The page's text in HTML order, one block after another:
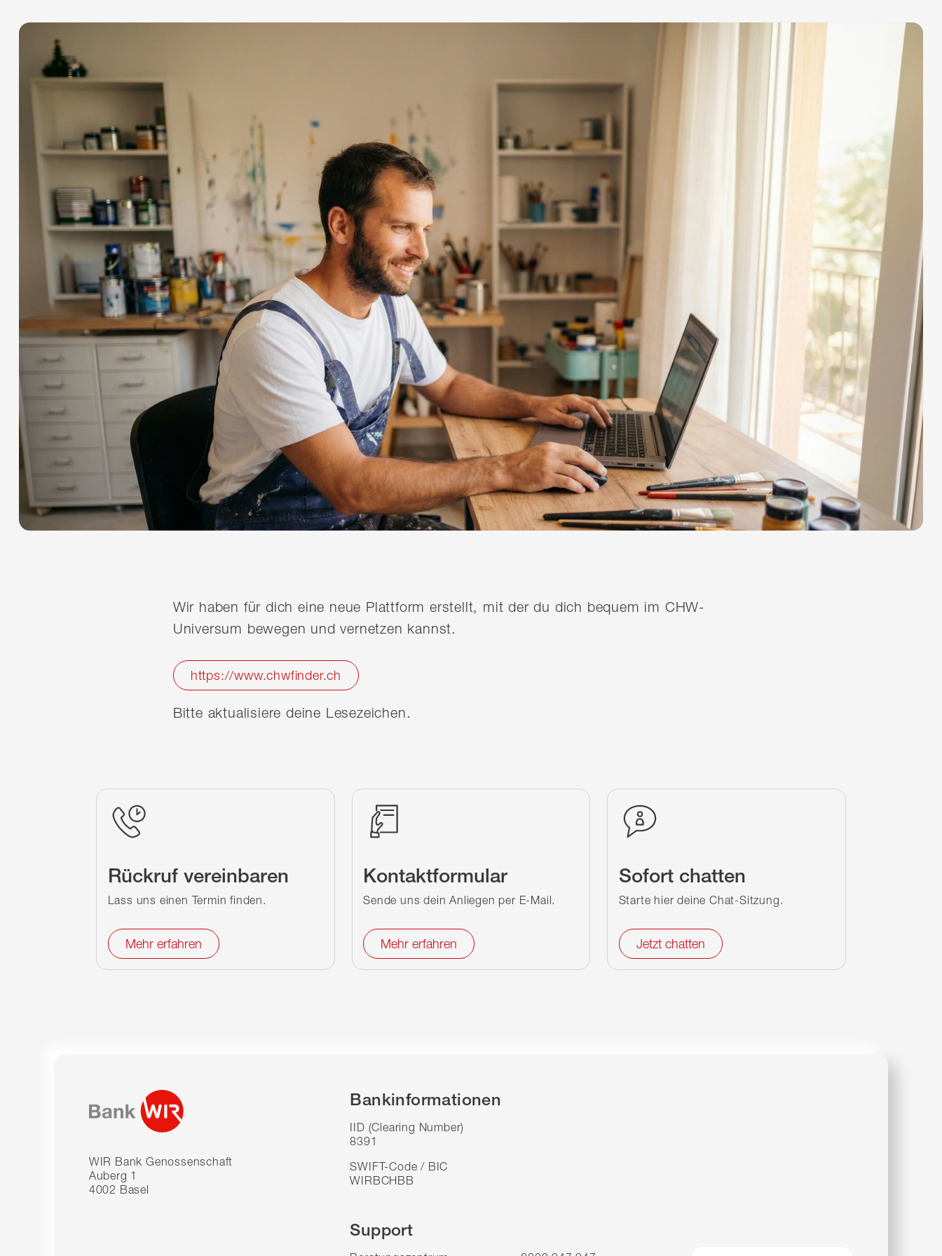
Wir haben für dich eine neue Plattform erstellt, mit der du dich bequem im CHW-
Universum bewegen und vernetzen kannst.
https://www.chwfinder.ch
Bitte aktualisiere deine Lesezeichen.
Rückruf vereinbaren
Lass uns einen Termin finden.
Mehr erfahren
Kontaktformular
Sende uns dein Anliegen per E-Mail.
Mehr erfahren
Sofort chatten
Starte hier deine Chat-Sitzung.
Jetzt chatten
WIR Bank Genossenschaft
Auberg 1
4002 Basel
Bankinformationen
IID (Clearing Number)
8391
SWIFT-Code / BIC
WIRBCHBB
Support